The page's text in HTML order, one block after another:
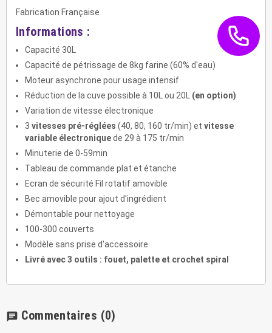
Fabrication Française
Informations :
Capacité 30L
Capacité de pétrissage de 8kg farine (60% d'eau)
Moteur asynchrone pour usage intensif
Réduction de la cuve possible à 10L ou 20L (en option)
Variation de vitesse électronique
3 vitesses pré-réglées (40, 80, 160 tr/min) et vitesse
variable électroniquede 29 à 175 tr/min
Minuterie de 0-59min
Tableau de commande plat et étanche
Ecran de sécurité Fil rotatif amovible
Bec amovible pour ajout d'ingrédient
Démontable pour nettoyage
100-300 couverts
Modèle sans prise d'accessoire
Livré avec 3 outils : fouet, palette et crochet spiral
chat Commentaires (0)